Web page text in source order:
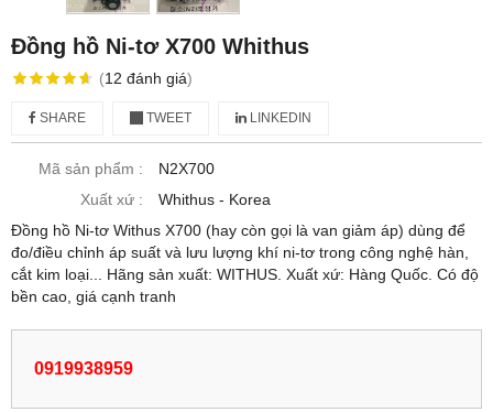
Đồng hồ Ni-tơ X700 Whithus
(12 đánh giá)
SHARE TWEET LINKEDIN
Mã sản phẩm :
N2X700
Xuất xứ :
Whithus - Korea
Đồng hồ Ni-tơ Withus X700 (hay còn gọi là van giảm áp) dùng để
đo/điều chỉnh áp suất và lưu lượng khí ni-tơ trong công nghệ hàn,
cắt kim loại... Hãng sản xuất: WITHUS. Xuất xứ: Hàng Quốc. Có độ
bền cao, giá cạnh tranh
0919938959